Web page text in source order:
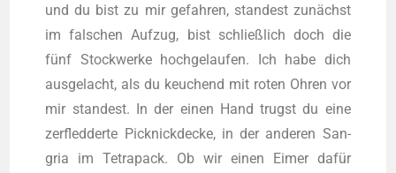
und du bist zu mir gefah­ren, stan­dest zunächst
im fal­schen Auf­zug, bist schließ­lich doch die
fünf Stock­wer­ke hoch­ge­lau­fen. Ich habe dich
aus­ge­lacht, als du keu­chend mit roten Ohren vor
mir stan­dest. In der einen Hand trugst du eine
zer­fled­der­te Pick­nick­de­cke, in der ande­ren San­
gria im Tetra­pack. Ob wir einen Eimer dafür